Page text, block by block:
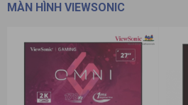
MÀN HÌNH VIEWSONIC